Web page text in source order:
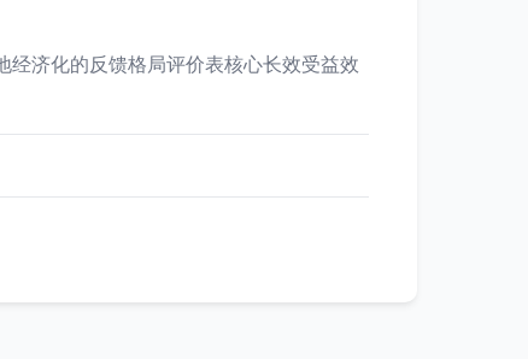
济化的反馈格局评价表核心长效受益效